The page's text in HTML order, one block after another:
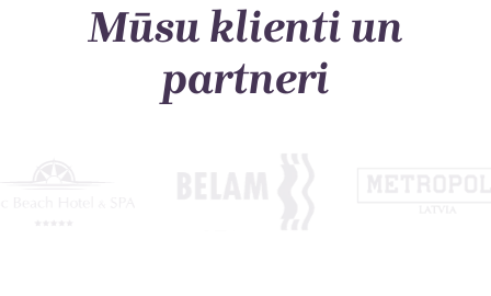
Mūsu klienti un
partneri